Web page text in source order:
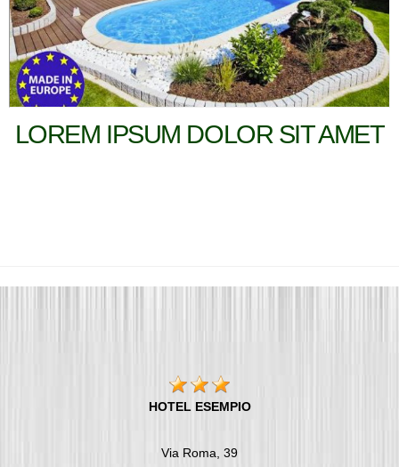
LOREM IPSUM DOLOR SIT AMET
HOTEL ESEMPIO
Via Roma, 39